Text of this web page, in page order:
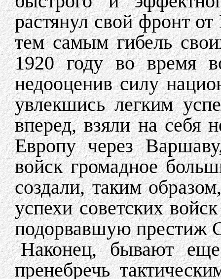
растянул свой фронт
тем самым гибель
1920 году во время
недооценив силу
увлекшись легким
вперед, взяли на себя
Европу через
войск громадное
создали, таким
успехи советских
подорвавшую престиж
Наконец, бывают
пренебречь